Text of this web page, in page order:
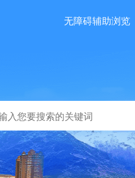
无障碍辅助浏览